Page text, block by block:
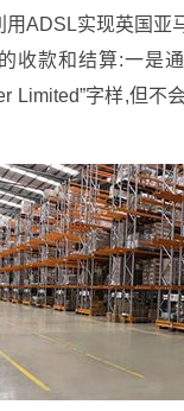
ADSL实现英国亚
收款和结算:一是
Limited”字样,但